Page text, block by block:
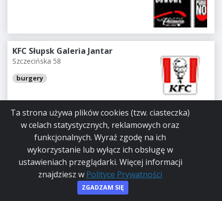
KFC Słupsk Galeria Jantar
Szczecińska 58
burgery
Merano
Królowej Jadwigi 7a
Ta strona używa plików cookies (tzw. ciasteczka)
w celach statystycznych, reklamowych oraz
funkcjonalnych. Wyraź zgodę na ich
wykorzystanie lub wyłącz ich obsługę w
ustawieniach przeglądarki. Więcej informacji
znajdziesz w Polityce Prywatności
ZGADZAM SIĘ